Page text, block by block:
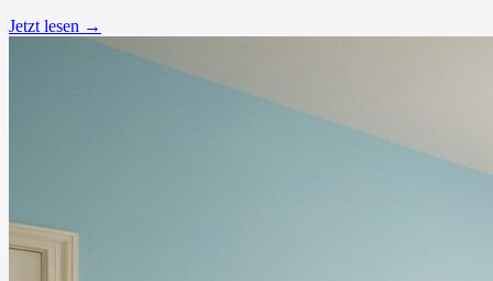
Jetzt lesen →